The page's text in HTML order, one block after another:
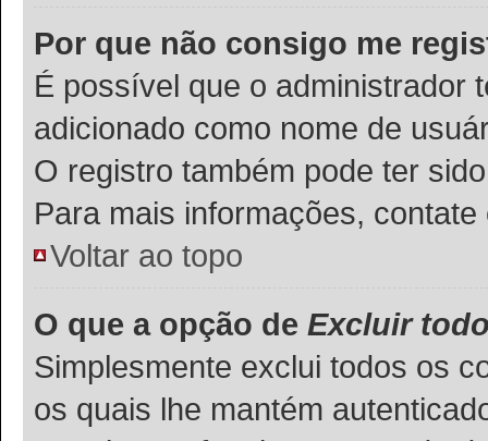
Por que não consigo me
É possível que o administrador
adicionado como nome de
O registro também pode ter
Para mais informações,
Voltar ao topo
O que a opção de Excluir
Simplesmente exclui todos os
os quais lhe mantém